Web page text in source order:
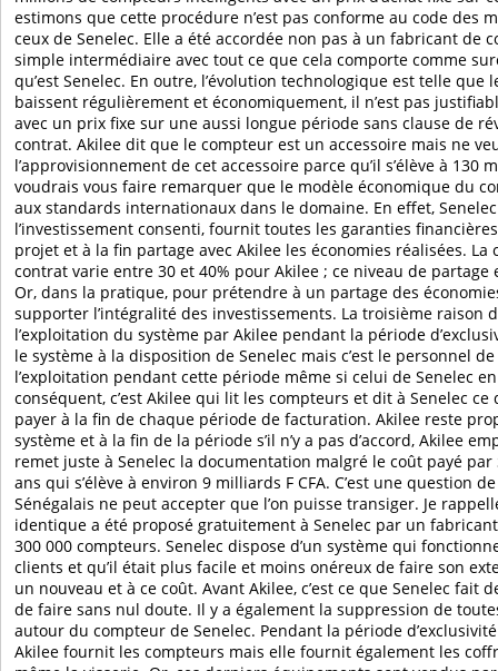
estimons que cette procédure n’est pas conforme au code des
ceux de Senelec. Elle a été accordée non pas à un fabricant de
simple intermédiaire avec tout ce que cela comporte comme
qu’est Senelec. En outre, l’évolution technologique est telle que
baissent régulièrement et économiquement, il n’est pas
avec un prix fixe sur une aussi longue période sans clause de
contrat. Akilee dit que le compteur est un accessoire mais ne
l’approvisionnement de cet accessoire parce qu’il s’élève à 130
voudrais vous faire remarquer que le modèle économique du
aux standards internationaux dans le domaine. En effet,
l’investissement consenti, fournit toutes les garanties
projet et à la fin partage avec Akilee les économies réalisées.
contrat varie entre 30 et 40% pour Akilee ; ce niveau de
Or, dans la pratique, pour prétendre à un partage des
supporter l’intégralité des investissements. La troisième raison
l’exploitation du système par Akilee pendant la période
le système à la disposition de Senelec mais c’est le personnel
l’exploitation pendant cette période même si celui de Senelec
conséquent, c’est Akilee qui lit les compteurs et dit à Senelec
payer à la fin de chaque période de facturation. Akilee reste
système et à la fin de la période s’il n’y a pas d’accord, Akilee
remet juste à Senelec la documentation malgré le coût payé par
ans qui s’élève à environ 9 milliards F CFA. C’est une question
Sénégalais ne peut accepter que l’on puisse transiger. Je
identique a été proposé gratuitement à Senelec par un
300 000 compteurs. Senelec dispose d’un système qui
clients et qu’il était plus facile et moins onéreux de faire son
un nouveau et à ce coût. Avant Akilee, c’est ce que Senelec fait
de faire sans nul doute. Il y a également la suppression de
autour du compteur de Senelec. Pendant la période
Akilee fournit les compteurs mais elle fournit également les